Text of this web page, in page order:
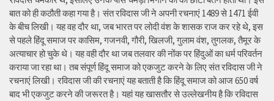
बात को ही कठौती कहा गया है। संत रविदास जी ने अपनी रचनाएं 1489 से 1471 ईवी
के बीच लिखी। यह वह दौर था, जब भारत पर लोदी वंश के शासक राज कर रहे थे, इस
से पहले हिंदू समाज पर कासिम, गजनवी, गौरी, खिलजी, गुलाम वंश, तुगलक, तैमूर के
अत्याचार हो चुके थे। यह वही दौर था जब तलवार की नोंक पर हिंदुओं का धर्म परिवर्तन
कराया जा रहा था। तब संपूर्ण हिंदू समाज को एकजुट करने के लिए संत रविदास जी ने
रचनाएं लिखी। रविदास जी की रचनाएं यह बताती है कि हिंदू समाज को आज 650 वर्ष
बाद भी एकजुट करने की जरूरत है। यहां यह खासतौर से उल्लेखनीय है कि रविदास